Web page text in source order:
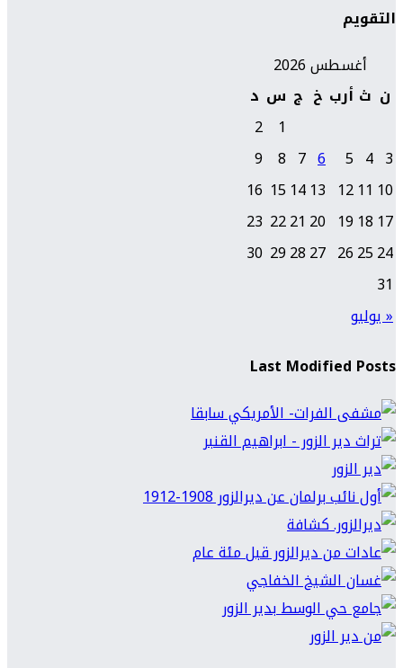
التقويم
أغسطس 2026
ن ث أرب خ ج س د
« يوليو
1
2
3
4
5
6
7
8
9
10
11
12
13
14
15
16
17
18
19
20
21
22
23
24
25
26
27
28
29
30
31
Last Modified Posts